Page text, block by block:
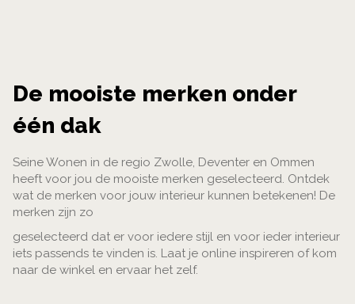
De mooiste merken onder
één dak
Seine Wonen in de regio Zwolle, Deventer en Ommen
heeft voor jou de mooiste merken geselecteerd. Ontdek
wat de merken voor jouw interieur kunnen betekenen! De
merken zijn zo
geselecteerd dat er voor iedere stijl en voor ieder interieur
iets passends te vinden is. Laat je online inspireren of kom
naar de winkel en ervaar het zelf.